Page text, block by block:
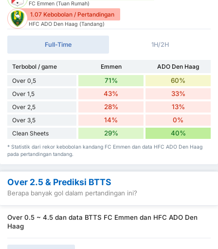
FC Emmen (Tuan Rumah)
1.07 Kebobolan / Pertandingan
HFC ADO Den Haag (Tandang)
Full-Time 1H/2H
Terbobol / game Emmen
ADO Den Haag
Over 0,5
71% 60%
Over 1,5 43% 33%
Over 2,5 28% 13%
Over 3,5 14% 0%
Clean Sheets 29% 40%
* Statistik dari rekor kebobolan kandang FC Emmen dan data HFC ADO Den Haag
pada pertandingan tandang.
Over 2.5 & Prediksi BTTS
Berapa banyak gol dalam pertandingan ini?
Over 0.5 ~ 4.5 dan data BTTS FC Emmen dan HFC ADO Den
Haag